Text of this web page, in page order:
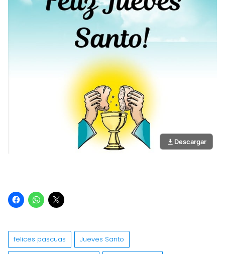
Descargar
felices pascuas Jueves Santo